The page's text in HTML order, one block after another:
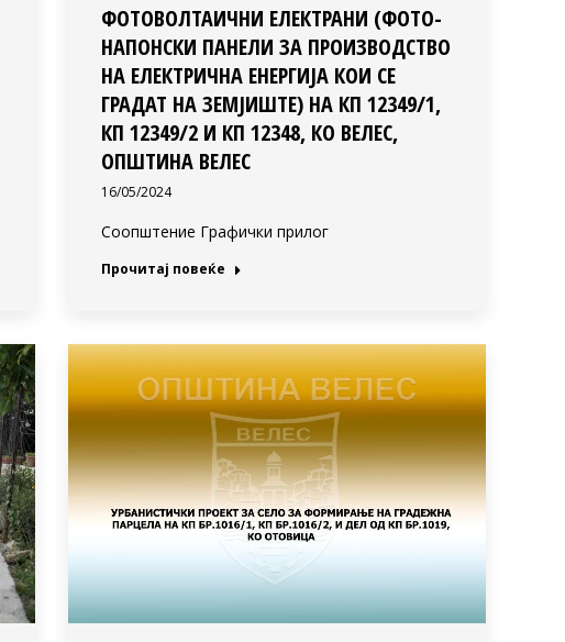
ФОТОВОЛТАИЧНИ ЕЛЕКТРАНИ (ФОТО-
НАПОНСКИ ПАНЕЛИ ЗА ПРОИЗВОДСТВО
НА ЕЛЕКТРИЧНА ЕНЕРГИЈА КОИ СЕ
ГРАДАТ НА ЗЕМЈИШТЕ) НА КП 12349/1,
КП 12349/2 И КП 12348, КО ВЕЛЕС,
ОПШТИНА ВЕЛЕС
16/05/2024
Соопштение Графички прилог
Прочитај повеќе